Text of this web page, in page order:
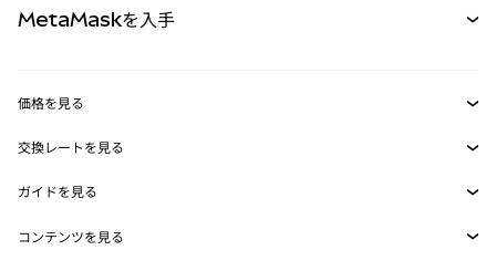
RWA
MetaMask Connect
Snaps
Web3サービス
MetaMaskを入手
セキュリティ
サポート
価格を見る
イーサリアムの価格
Solanaの価格
交換レートを見る
ETH→USD
USDT→INR
ガイドを見る
ETHの購入
コンテンツを見る